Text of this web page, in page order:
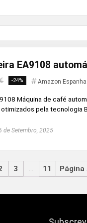
EA9108
-24% Amazon Espanha
Máquina de café
pela tecnologia
de Setembro, 2025
3 … 11 Página